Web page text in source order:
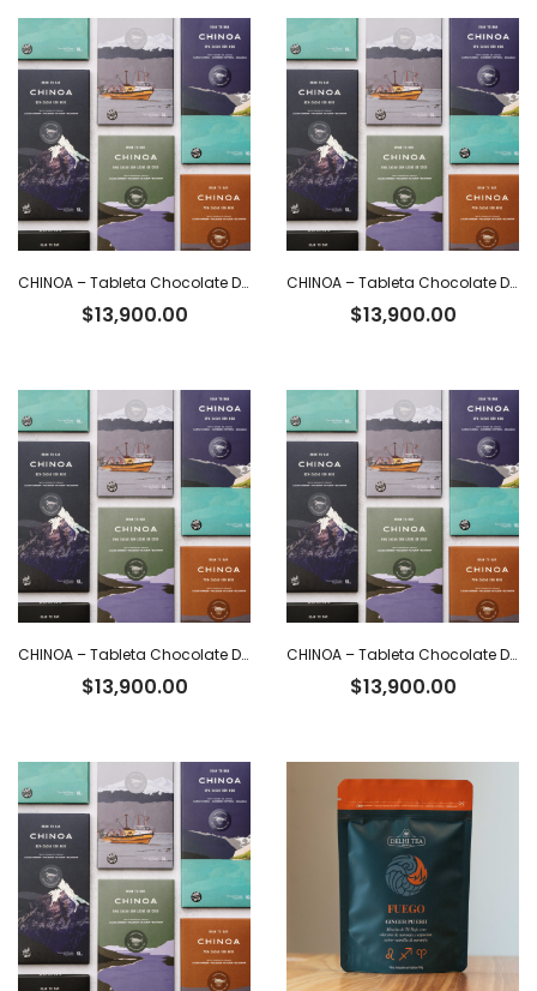
CHINOA – Tableta Chocolate Dark 70% Cacao Ecuatoriano con Nibs x 50 g
$13,900.00
CHINOA – Tableta Chocolate Dark 72% Cacao Intenso Ecuatoriano x 50 g
$13,900.00
CHINOA – Tableta Chocolate Dark 85% Cacao Ecuatoriano con Nibs x 50 g
$13,900.00
CHINOA – Tableta Chocolate Dark 92% Cacao Ecuatoriano x 50 g
$13,900.00